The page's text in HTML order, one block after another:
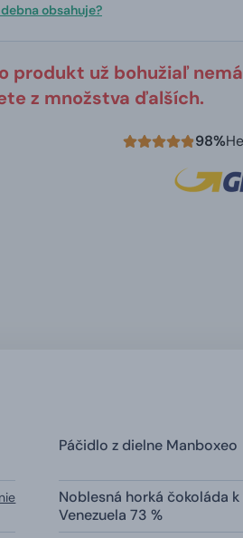
obsahuje?
produkt už bohužiaľ
z množstva ďalších.
98%
Páčidlo z dielne Manboxeo
Noblesná horká čokoláda
Venezuela 73 %